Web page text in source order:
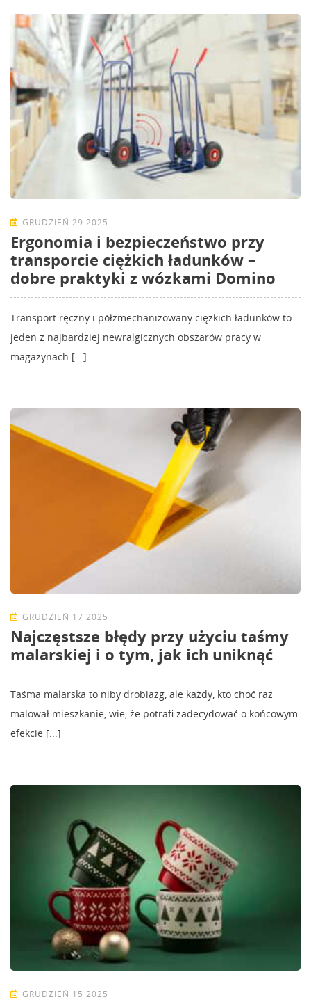
GRUDZIEŃ 29 2025
Ergonomia i bezpieczeństwo przy
transporcie ciężkich ładunków –
dobre praktyki z wózkami Domino
Transport ręczny i półzmechanizowany ciężkich ładunków to
jeden z najbardziej newralgicznych obszarów pracy w
magazynach [...]
GRUDZIEŃ 17 2025
Najczęstsze błędy przy użyciu taśmy
malarskiej i o tym, jak ich uniknąć
Taśma malarska to niby drobiazg, ale każdy, kto choć raz
malował mieszkanie, wie, że potrafi zadecydować o końcowym
efekcie [...]
GRUDZIEŃ 15 2025